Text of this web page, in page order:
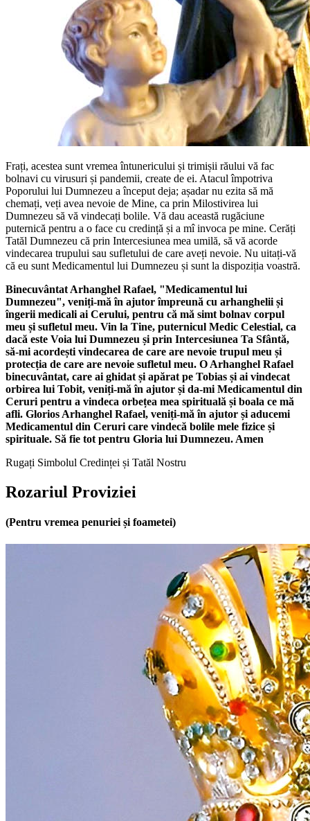
Frați, acestea sunt vremea întunericului și trimișii răului vă fac
bolnavi cu virusuri și pandemii, create de ei. Atacul împotriva
Poporului lui Dumnezeu a început deja; așadar nu ezita să mă
chemați, veți avea nevoie de Mine, ca prin Milostivirea lui
Dumnezeu să vă vindecați bolile. Vă dau această rugăciune
puternică pentru a o face cu credință și a mî invoca pe mine. Cerăți
Tatăl Dumnezeu că prin Intercesiunea mea umilă, să vă acorde
vindecarea trupului sau sufletului de care aveți nevoie. Nu uitați-vă
că eu sunt Medicamentul lui Dumnezeu și sunt la dispoziția voastră.
Binecuvântat Arhanghel Rafael, "Medicamentul lui
Dumnezeu", veniți-mă în ajutor împreună cu arhanghelii și
îngerii medicali ai Cerului, pentru că mă simt bolnav corpul
meu și sufletul meu. Vin la Tine, puternicul Medic Celestial, ca
dacă este Voia lui Dumnezeu și prin Intercesiunea Ta Sfântă,
să-mi acordești vindecarea de care are nevoie trupul meu și
protecția de care are nevoie sufletul meu. O Arhanghel Rafael
binecuvântat, care ai ghidat și apărat pe Tobias și ai vindecat
orbirea lui Tobit, veniți-mă în ajutor și da-mi Medicamentul din
Ceruri pentru a vindeca orbețea mea spirituală și boala ce mă
afli. Glorios Arhanghel Rafael, veniți-mă în ajutor și aducemi
Medicamentul din Ceruri care vindecă bolile mele fizice și
spirituale. Să fie tot pentru Gloria lui Dumnezeu. Amen
Rugați Simbolul Credinței și Tatăl Nostru
Rozariul Proviziei
(Pentru vremea penuriei și foametei)